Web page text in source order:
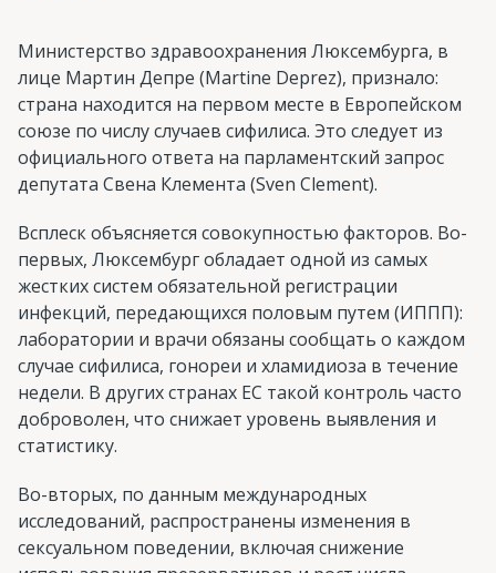
Министерство здравоохранения Люксембурга, в
лице Мартин Депре (Martine Deprez), признало:
страна находится на первом месте в Европейском
союзе по числу случаев сифилиса. Это следует из
официального ответа на парламентский запрос
депутата Свена Клемента (Sven Clement).
Всплеск объясняется совокупностью факторов. Во-
первых, Люксембург обладает одной из самых
жестких систем обязательной регистрации
инфекций, передающихся половым путем (ИППП):
лаборатории и врачи обязаны сообщать о каждом
случае сифилиса, гонореи и хламидиоза в течение
недели. В других странах ЕС такой контроль часто
доброволен, что снижает уровень выявления и
статистику.
Во-вторых, по данным международных
исследований, распространены изменения в
сексуальном поведении, включая снижение